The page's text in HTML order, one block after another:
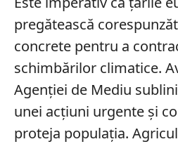
pregătească
concrete pentru a
schimbărilor climatice.
Agenției de Mediu
unei acțiuni urgente și
proteja populația.